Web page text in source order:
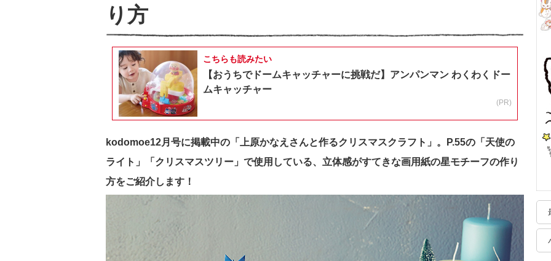
り方
こちらも読みたい
【おうちでドームキャッチャーに挑戦だ】アンパンマン わくわくドー
ムキャッチャー
(PR)
kodomoe12月号に掲載中の「上原かなえさんと作るクリスマスクラフト」。P.55の「天使の
ライト」「クリスマスツリー」で使用している、立体感がすてきな画用紙の星モチーフの作り
方をご紹介します！